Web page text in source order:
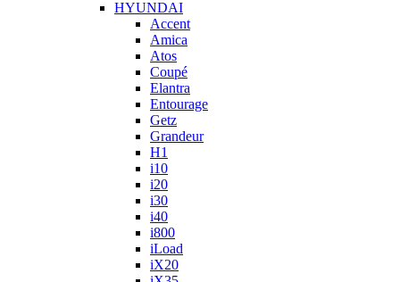
HYUNDAI
Accent
Amica
Atos
Coupé
Elantra
Entourage
Getz
Grandeur
H1
i10
i20
i30
i40
i800
iLoad
iX20